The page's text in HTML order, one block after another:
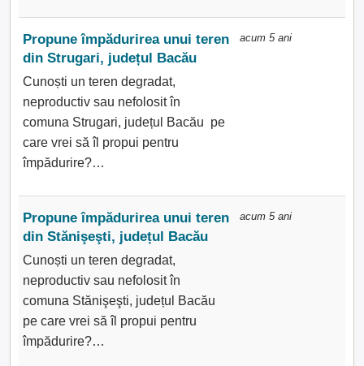
Propune împădurirea unui teren
din Strugari, județul Bacău
Cunoști un teren degradat,
neproductiv sau nefolosit în
comuna Strugari, județul Bacău pe
care vrei să îl propui pentru
împădurire?…
acum 5 ani
Propune împădurirea unui teren
din Stănişeşti, județul Bacău
Cunoști un teren degradat,
neproductiv sau nefolosit în
comuna Stănişeşti, județul Bacău
pe care vrei să îl propui pentru
împădurire?…
acum 5 ani